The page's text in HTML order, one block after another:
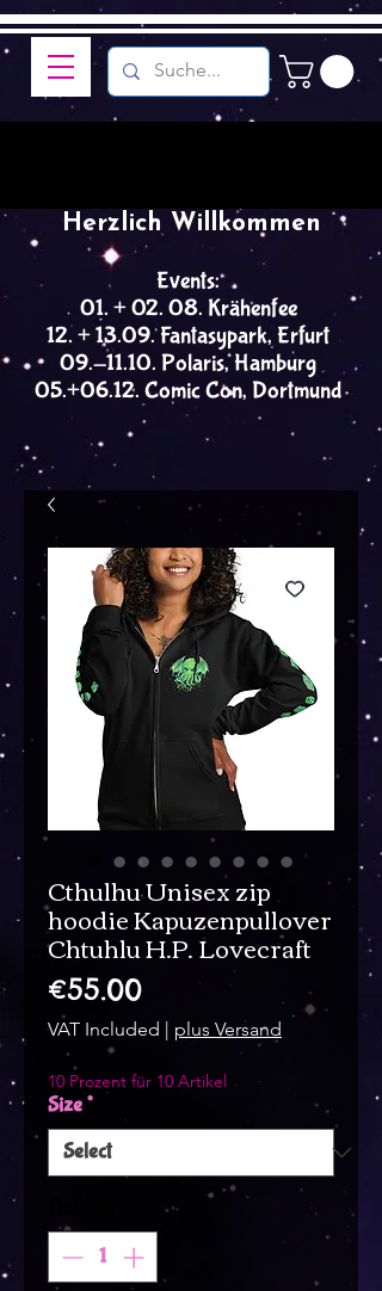
Events:
01. + 02. 08. Krähenfee
12. + 13.09. Fantasypark, Erfurt
09.-11.10. Polaris, Hamburg
05.+06.12. Comic Con, Dortmund
Herzlich Willkommen
Cthulhu Unisex zip
hoodie Kapuzenpullover
Chtuhlu H.P. Lovecraft
€55.00Price
VAT Included | plus Versand
10 Prozent für 10 Artikel
Size*